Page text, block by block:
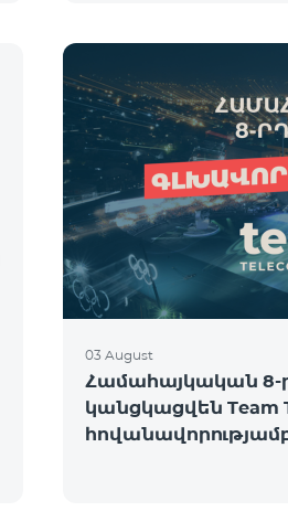
03 August
Համահայկական 8-
կանցկացվեն Team